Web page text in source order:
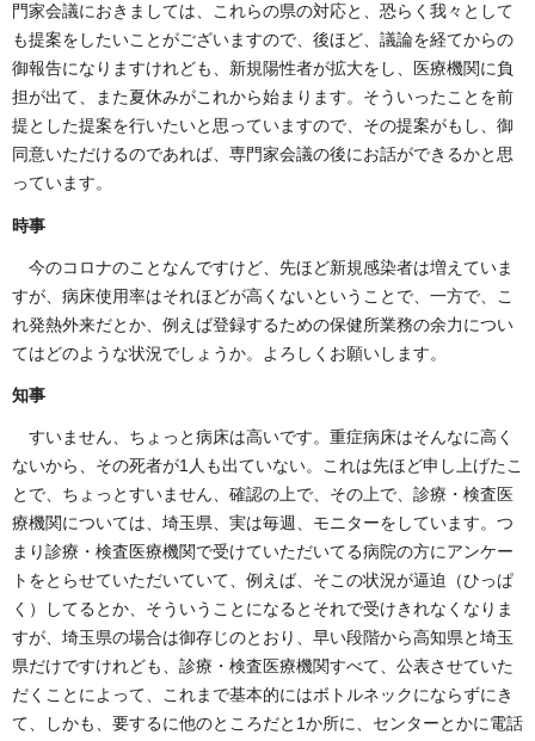
門家会議におきましては、これらの県の対応と、恐らく我々として
も提案をしたいことがございますので、後ほど、議論を経てからの
御報告になりますけれども、新規陽性者が拡大をし、医療機関に負
担が出て、また夏休みがこれから始まります。そういったことを前
提とした提案を行いたいと思っていますので、その提案がもし、御
同意いただけるのであれば、専門家会議の後にお話ができるかと思
っています。
時事
今のコロナのことなんですけど、先ほど新規感染者は増えていま
すが、病床使用率はそれほどが高くないということで、一方で、こ
れ発熱外来だとか、例えば登録するための保健所業務の余力につい
てはどのような状況でしょうか。よろしくお願いします。
知事
すいません、ちょっと病床は高いです。重症病床はそんなに高く
ないから、その死者が1人も出ていない。これは先ほど申し上げたこ
とで、ちょっとすいません、確認の上で、その上で、診療・検査医
療機関については、埼玉県、実は毎週、モニターをしています。つ
まり診療・検査医療機関で受けていただいてる病院の方にアンケー
トをとらせていただいていて、例えば、そこの状況が逼迫（ひっぱ
く）してるとか、そういうことになるとそれで受けきれなくなりま
すが、埼玉県の場合は御存じのとおり、早い段階から高知県と埼玉
県だけですけれども、診療・検査医療機関すべて、公表させていた
だくことによって、これまで基本的にはボトルネックにならずにき
て、しかも、要するに他のところだと1か所に、センターとかに電話